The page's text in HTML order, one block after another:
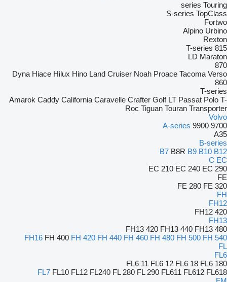
series Touring
S-series TopClass
Fortwo
Alpino Urbino
Rexton
815
T-series
LD Maraton
870
Dyna Hiace Hilux Hino Land Cruiser Noah Proace Tacoma Verso
860
T-series
Amarok Caddy California Caravelle Crafter Golf LT Passat Polo T-
Roc Tiguan Touran Transporter
Volvo
9700
9900
A-series
A35
B-series
B7 B8R B9 B10 B12
C EC
EC 210 EC 240 EC 290
FE
FE 280 FE 320
FH
FH12
FH12 420
FH13
FH13 420 FH13 440 FH13 480
FH16 FH 400 FH 420 FH 440 FH 460 FH 480 FH 500 FH 540
FL
FL6
FL6 11 FL6 12 FL6 18 FL6 180
FL7 FL10 FL12 FL240 FL 280 FL 290 FL611 FL612 FL618